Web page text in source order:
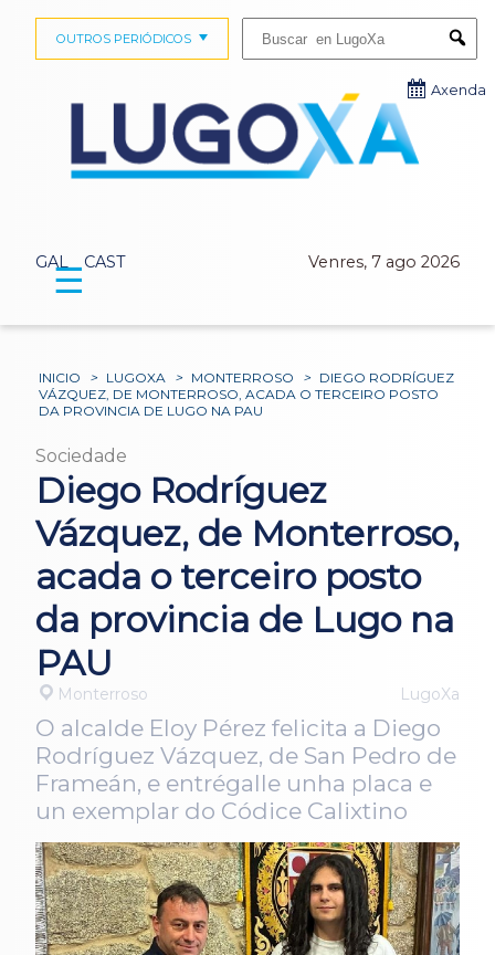
GAL CAST Venres, 7 ago 2026
OUTROS PERIÓDICOS
Axenda
☰
INICIO > LUGOXA > MONTERROSO > DIEGO RODRÍGUEZ
VÁZQUEZ, DE MONTERROSO, ACADA O TERCEIRO POSTO
DA PROVINCIA DE LUGO NA PAU
Sociedade
Diego Rodríguez
Vázquez, de Monterroso,
acada o terceiro posto
da provincia de Lugo na
PAU
Monterroso LugoXa
O alcalde Eloy Pérez felicita a Diego
Rodríguez Vázquez, de San Pedro de
Frameán, e entrégalle unha placa e
un exemplar do Códice Calixtino